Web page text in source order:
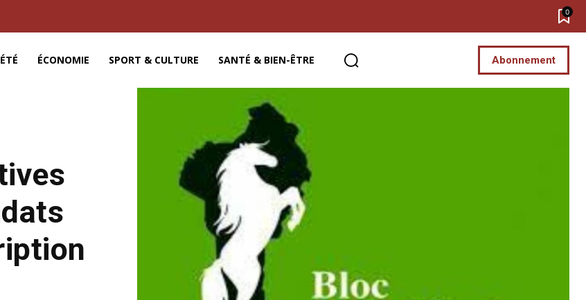
0
ÉCONOMIE SPORT & CULTURE SANTÉ & BIEN-ÊTRE Abonnement